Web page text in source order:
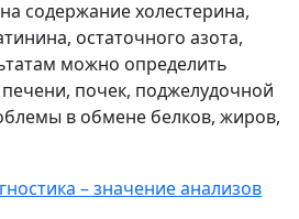
содержание холестерина,
остаточного азота,
можно определить
почек, поджелудочной
в обмене белков, жиров,